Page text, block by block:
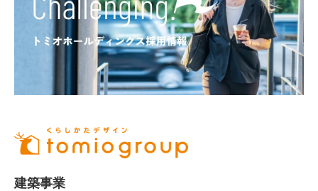
建築事業